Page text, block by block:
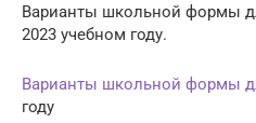
Варианты школьной формы
2023 учебном году.
Варианты школьной формы
году